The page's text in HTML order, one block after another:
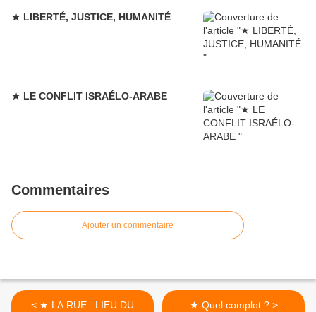
★ LIBERTÉ, JUSTICE, HUMANITÉ
★ LE CONFLIT ISRAÉLO-ARABE
Commentaires
Ajouter un commentaire
< ★ LA RUE : LIEU DU
★ Quel complot ? >